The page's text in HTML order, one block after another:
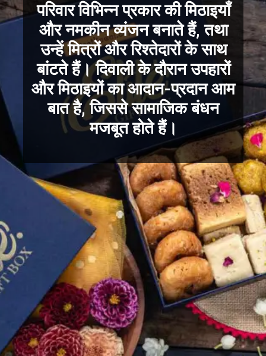
परिवार विभिन्न प्रकार की मिठाइयाँ
और नमकीन व्यंजन बनाते हैं, तथा
उन्हें मित्रों और रिश्तेदारों के साथ
बांटते हैं। दिवाली के दौरान उपहारों
और मिठाइयों का आदान-प्रदान आम
बात है, जिससे सामाजिक बंधन
मजबूत होते हैं।